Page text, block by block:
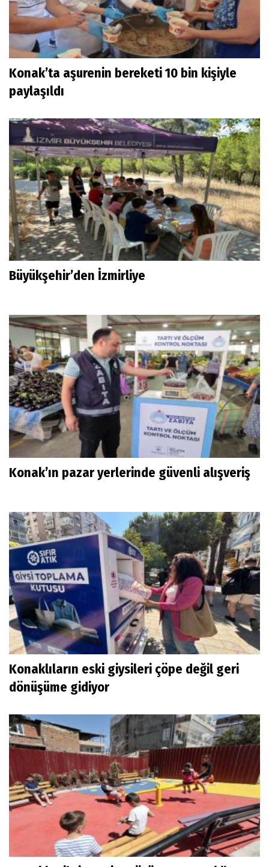
Konak’ta aşurenin bereketi 10 bin kişiyle
paylaşıldı
Büyükşehir’den İzmirliye
Konak’ın pazar yerlerinde güvenli alışveriş
Konaklıların eski giysileri çöpe değil geri
dönüşüme gidiyor